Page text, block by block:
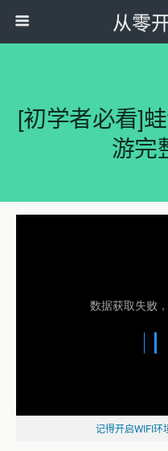
从零
[初学者必看]
游完
记得开启WIFI环